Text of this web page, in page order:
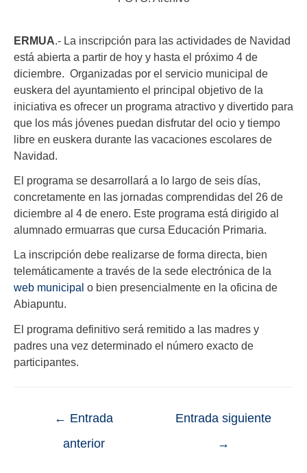
ERMUA.- La inscripción para las actividades de Navidad
está abierta a partir de hoy y hasta el próximo 4 de
diciembre. Organizadas por el servicio municipal de
euskera del ayuntamiento el principal objetivo de la
iniciativa es ofrecer un programa atractivo y divertido para
que los más jóvenes puedan disfrutar del ocio y tiempo
libre en euskera durante las vacaciones escolares de
Navidad.
El programa se desarrollará a lo largo de seis días,
concretamente en las jornadas comprendidas del 26 de
diciembre al 4 de enero. Este programa está dirigido al
alumnado ermuarras que cursa Educación Primaria.
La inscripción debe realizarse de forma directa, bien
telemáticamente a través de la sede electrónica de la
web municipal o bien presencialmente en la oficina de
Abiapuntu.
El programa definitivo será remitido a las madres y
padres una vez determinado el número exacto de
participantes.
← Entrada
anterior
Entrada siguiente
→